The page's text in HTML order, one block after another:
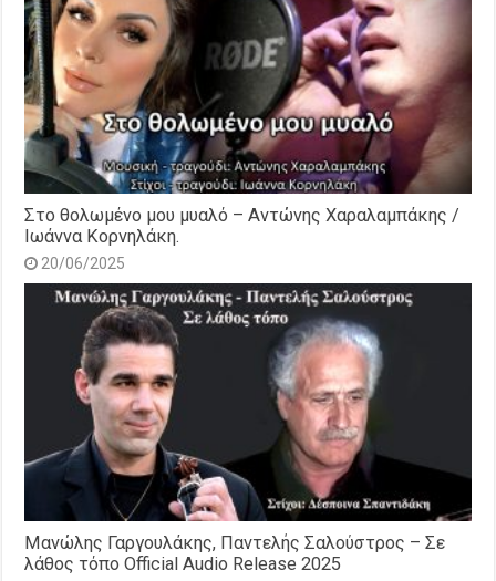
Στο θολωμένο μου μυαλό – Αντώνης Χαραλαμπάκης /
Ιωάννα Κορνηλάκη.
20/06/2025
Μανώλης Γαργουλάκης, Παντελής Σαλούστρος – Σε
λάθος τόπο Official Audio Release 2025